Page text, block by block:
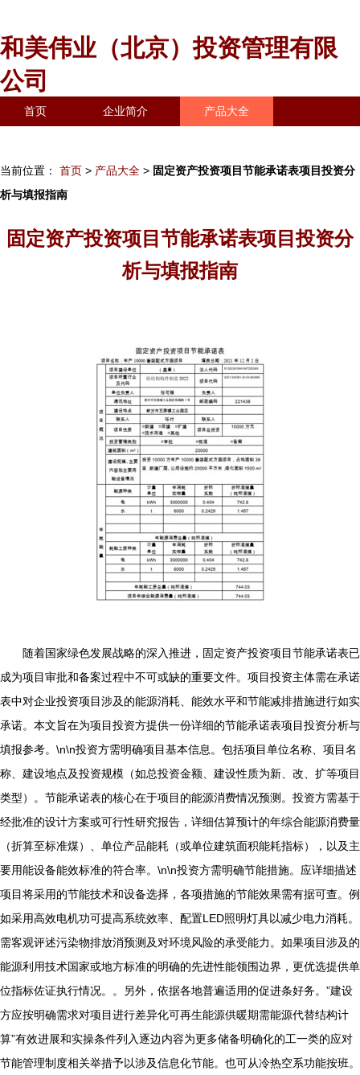
和美伟业（北京）投资管理有限
公司
首页 企业简介 产品大全
当前位置： 首页 > 产品大全 > 固定资产投资项目节能承诺表项目投资分
析与填报指南
固定资产投资项目节能承诺表项目投资分
析与填报指南
随着国家绿色发展战略的深入推进，固定资产投资项目节能承诺表已
成为项目审批和备案过程中不可或缺的重要文件。项目投资主体需在承诺
表中对企业投资项目涉及的能源消耗、能效水平和节能减排措施进行如实
承诺。本文旨在为项目投资方提供一份详细的节能承诺表项目投资分析与
填报参考。\n\n投资方需明确项目基本信息。包括项目单位名称、项目名
称、建设地点及投资规模（如总投资金额、建设性质为新、改、扩等项目
类型）。节能承诺表的核心在于项目的能源消费情况预测。投资方需基于
经批准的设计方案或可行性研究报告，详细估算预计的年综合能源消费量
（折算至标准煤）、单位产品能耗（或单位建筑面积能耗指标），以及主
要用能设备能效标准的符合率。\n\n投资方需明确节能措施。应详细描述
项目将采用的节能技术和设备选择，各项措施的节能效果需有据可查。例
如采用高效电机功可提高系统效率、配置LED照明灯具以减少电力消耗。
需客观评述污染物排放消预测及对环境风险的承受能力。如果项目涉及的
能源利用技术国家或地方标准的明确的先进性能领围边界，更优选提供单
位指标佐证执行情况。。另外，依据各地普遍适用的促进条好务。”建设
方应按明确需求对项目进行差异化可再生能源供暖期需能源代替结构计
算”有效进展和实操条件列入逐边内容为更多储备明确化的工一类的应对
节能管理制度相关举措予以涉及信息化节能。也可从冷热空系功能按班。